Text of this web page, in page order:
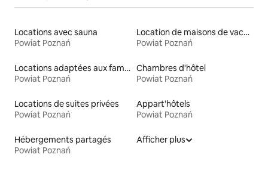
Locations avec sauna
Powiat Poznań
Location de maisons de vacances
Powiat Poznań
Locations adaptées aux familles
Powiat Poznań
Chambres d'hôtel
Powiat Poznań
Locations de suites privées
Powiat Poznań
Appart'hôtels
Powiat Poznań
Hébergements partagés
Powiat Poznań
Afficher plus